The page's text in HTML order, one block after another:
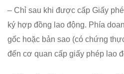
– Chỉ sau khi được cấp Giấy
ký hợp đồng lao động. Phía
gốc hoặc bản sao (có chứng
đến cơ quan cấp giấy phép lao